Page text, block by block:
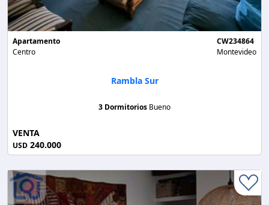
Apartamento
Centro
CW234864
Montevideo
Rambla Sur
3 Dormitorios Bueno
VENTA
USD 240.000